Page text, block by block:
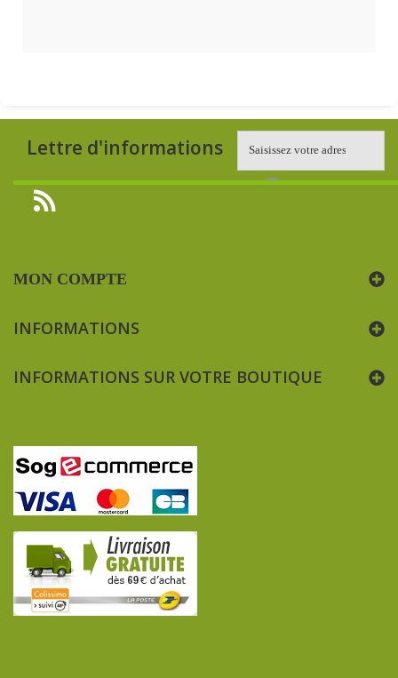
Lettre d'informations
MON COMPTE
INFORMATIONS
INFORMATIONS SUR VOTRE BOUTIQUE